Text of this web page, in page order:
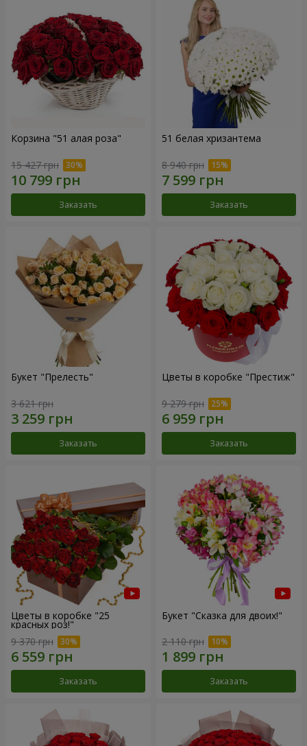
Корзина "51 алая роза"
15 427 грн
Заказать
51 белая хризантема
8 940 грн
Заказать
Букет "Прелесть"
3 621 грн
Заказать
Цветы в коробке "Престиж"
9 279 грн
Заказать
Цветы в коробке "25
красных роз!"
9 370 грн
Заказать
Букет "Сказка для двоих!"
2 110 грн
Заказать